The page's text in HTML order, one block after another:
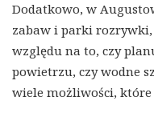
Dodatkowo, w
zabaw i parki rozrywki,
względu na to, czy
powietrzu, czy wodne
wiele możliwości, które